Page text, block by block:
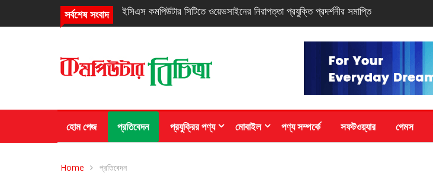
সর্বশেষ সংবাদ নিরবচ্ছিন্ন পাওয়ার নিশ্চিতে রিয়েলমির নতুন সি-সিরিজ স্মার্টফোন
হোম পেজ প্রতিবেদন প্রযুক্রির পণ্য মোবাইল পণ্য সম্পর্কে সফটওয়্যার গেমস
Home প্রতিবেদন